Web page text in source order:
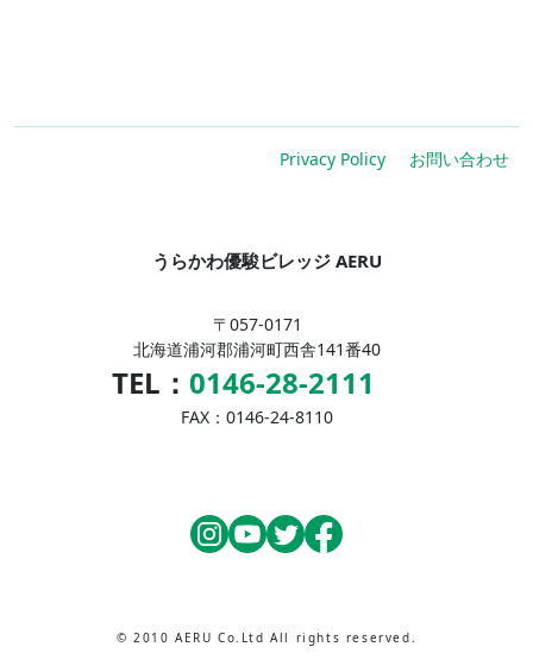
Privacy Policy お問い合わせ
うらかわ優駿ビレッジ AERU
〒057-0171
北海道浦河郡浦河町西舎141番40
TEL： 0146-28-2111
FAX：0146-24-8110
© 2010 AERU Co.Ltd All rights reserved.